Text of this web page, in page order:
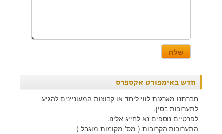
חדש באימפורט אקספרס
חברתנו מארגנת לווי ליחד או קבוצות המעוניינים להגיע
לתערוכות בסין.
לפרטיים נוספים נא לחייג אלינו.
התערוכות הקרובות ( מס' מקומות מוגבל )